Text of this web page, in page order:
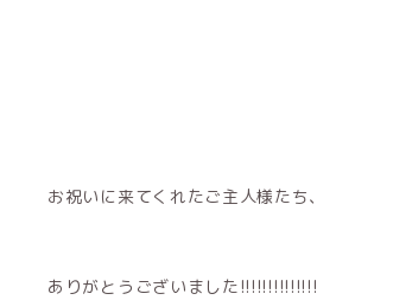
お祝いに来てくれたご主人様たち、
ありがとうございました!!!!!!!!!!!!!!